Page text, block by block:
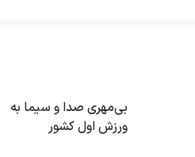
بی‌مهری صدا و سیما به
ورزش اول کشور